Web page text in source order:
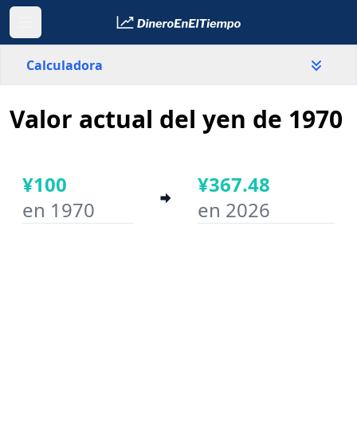
Calculadora
País
Valor
Valor actual del yen de 1970
¥100
en 1970
¥367.48
en 2026